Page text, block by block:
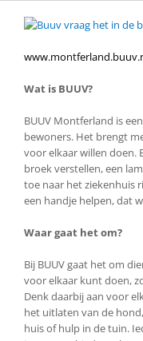
Wat is BUUV?
BUUV Montferland is
bewoners. Het brengt
voor elkaar willen doen.
broek verstellen, een
toe naar het ziekenhuis
een handje helpen, dat
Waar gaat het om?
Bij BUUV gaat het om
voor elkaar kunt doen,
Denk daarbij aan voor
het uitlaten van de
huis of hulp in de tuin.